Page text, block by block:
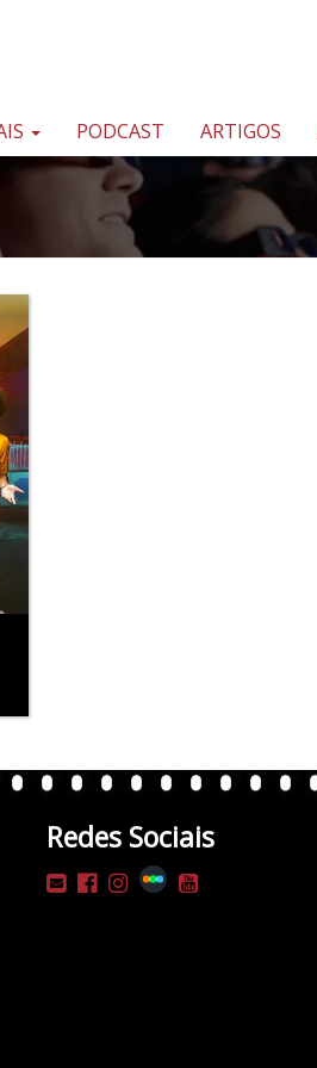
PODCAST ARTIGOS
Redes Sociais